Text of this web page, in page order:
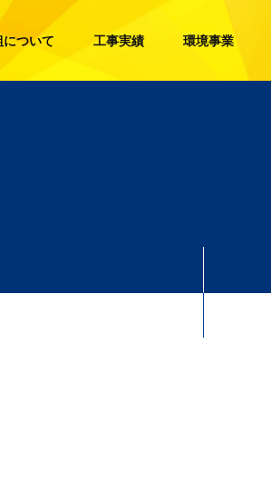
ついて 工事実績 環境事業